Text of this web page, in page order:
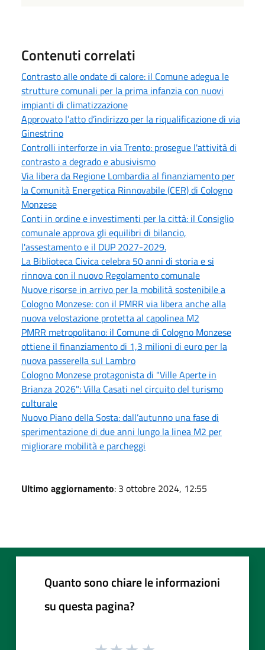
Contenuti correlati
Contrasto alle ondate di calore: il Comune adegua le
strutture comunali per la prima infanzia con nuovi
impianti di climatizzazione
Approvato l’atto d’indirizzo per la riqualificazione di via
Ginestrino
Controlli interforze in via Trento: prosegue l'attività di
contrasto a degrado e abusivismo
Via libera da Regione Lombardia al finanziamento per
la Comunità Energetica Rinnovabile (CER) di Cologno
Monzese
Conti in ordine e investimenti per la città: il Consiglio
comunale approva gli equilibri di bilancio,
l'assestamento e il DUP 2027-2029.
La Biblioteca Civica celebra 50 anni di storia e si
rinnova con il nuovo Regolamento comunale
Nuove risorse in arrivo per la mobilità sostenibile a
Cologno Monzese: con il PMRR via libera anche alla
nuova velostazione protetta al capolinea M2
PMRR metropolitano: il Comune di Cologno Monzese
ottiene il finanziamento di 1,3 milioni di euro per la
nuova passerella sul Lambro
Cologno Monzese protagonista di "Ville Aperte in
Brianza 2026": Villa Casati nel circuito del turismo
culturale
Nuovo Piano della Sosta: dall’autunno una fase di
sperimentazione di due anni lungo la linea M2 per
migliorare mobilità e parcheggi
Ultimo aggiornamento: 3 ottobre 2024, 12:55
Quanto sono chiare le informazioni
su questa pagina?